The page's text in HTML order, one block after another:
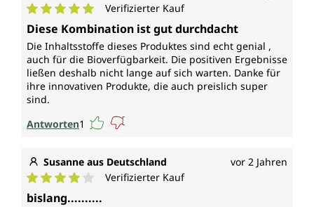
Durchschnittliche Bewertung von 5 von 5 Sternen
Verifizierter Kauf
Diese Kombination ist gut durchdacht
Die Inhaltsstoffe dieses Produktes sind echt genial ,
auch für die Bioverfügbarkeit. Die positiven Ergebnisse
ließen deshalb nicht lange auf sich warten. Danke für
ihre innovativen Produkte, die auch preislich super
sind.
Antworten1
Susanne aus Deutschland vor 2 Jahren
Durchschnittliche Bewertung von 4 von 5 Sternen
Verifizierter Kauf
bislang..........